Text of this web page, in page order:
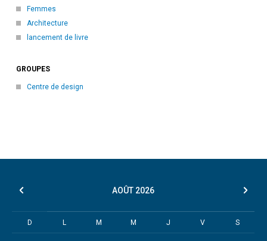
Femmes
Architecture
lancement de livre
GROUPES
Centre de design
AOÛT 2026
D L M M J V S